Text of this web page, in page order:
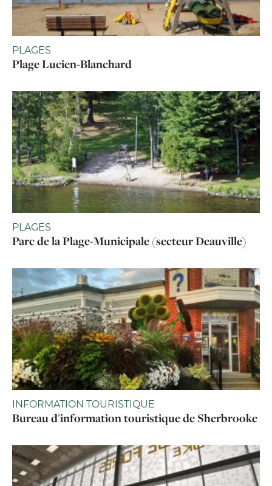
PLAGES
Plage Lucien-Blanchard
PLAGES
Parc de la Plage-Municipale (secteur Deauville)
INFORMATION TOURISTIQUE
Bureau d'information touristique de Sherbrooke